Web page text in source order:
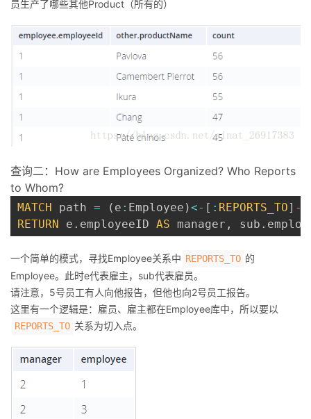
员生产了哪些其他Product（所有的）
查询二：How are Employees Organized? Who Reports
to Whom?
MATCH path = ( e : Employee )<- [ : REPORTS_TO] -
RETURN
e . employeeID AS manager , sub .
一个简单的模式，寻找Employee关系中 REPORTS_TO 的
Employee。此时e代表雇主，sub代表雇员。
请注意，5号员工有人向他报告，但他也向2号员工报告。
这里有一个逻辑是：雇员、雇主都在Employee库中，所以要以
REPORTS_TO 关系为切入点。